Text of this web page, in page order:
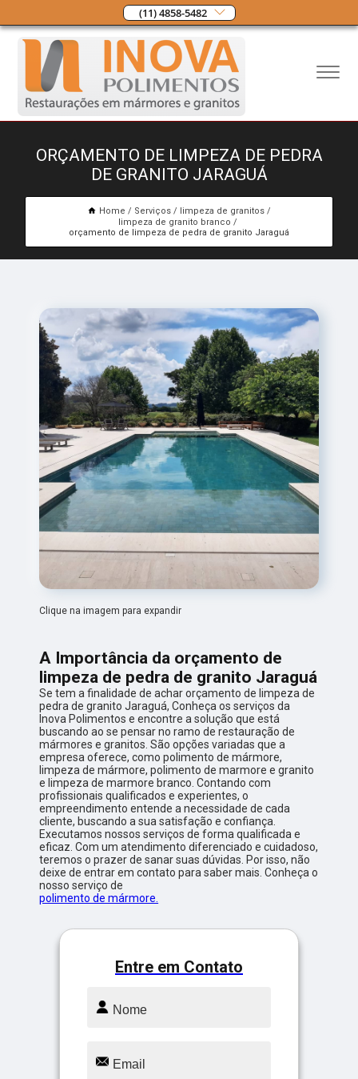
(11) 4858-5482
ORÇAMENTO DE LIMPEZA DE PEDRA
DE GRANITO JARAGUÁ
Home Serviços
limpeza de granitos
limpeza de granito branco
orçamento de limpeza de pedra de granito Jaraguá
Clique na imagem para expandir
A Importância da orçamento de
limpeza de pedra de granito Jaraguá
Se tem a finalidade de achar orçamento de limpeza de
pedra de granito Jaraguá, Conheça os serviços da
Inova Polimentos e encontre a solução que está
buscando ao se pensar no ramo de restauração de
mármores e granitos. São opções variadas que a
empresa oferece, como polimento de mármore,
limpeza de mármore, polimento de marmore e granito
e limpeza de marmore branco. Contando com
profissionais qualificados e experientes, o
empreendimento entende a necessidade de cada
cliente, buscando a sua satisfação e confiança.
Executamos nossos serviços de forma qualificada e
eficaz. Com um atendimento diferenciado e cuidadoso,
teremos o prazer de sanar suas dúvidas. Por isso, não
deixe de entrar em contato para saber mais. Conheça o
nosso serviço de
polimento de mármore.
Entre em Contato